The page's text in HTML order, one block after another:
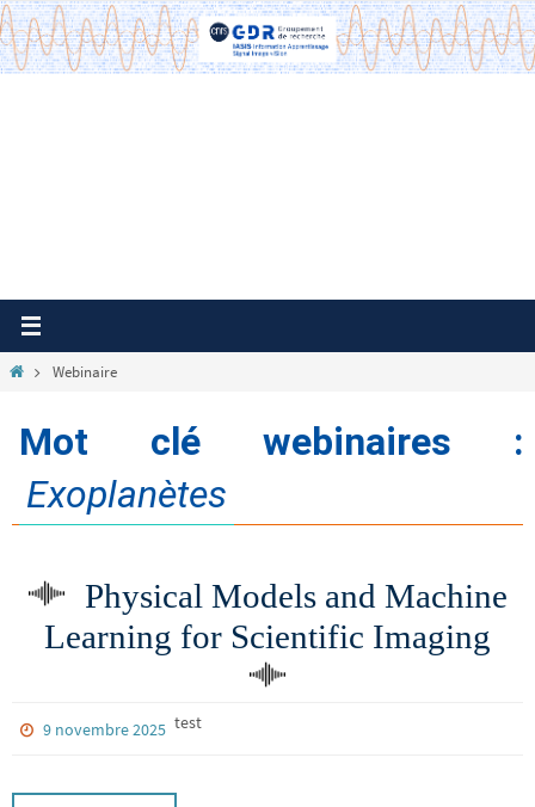
Passer
vers
le
HomeWebinaire
Mot clé webinaires :
Exoplanètes
Physical Models and Machine
Learning for Scientific Imaging
test
9 novembre 2025